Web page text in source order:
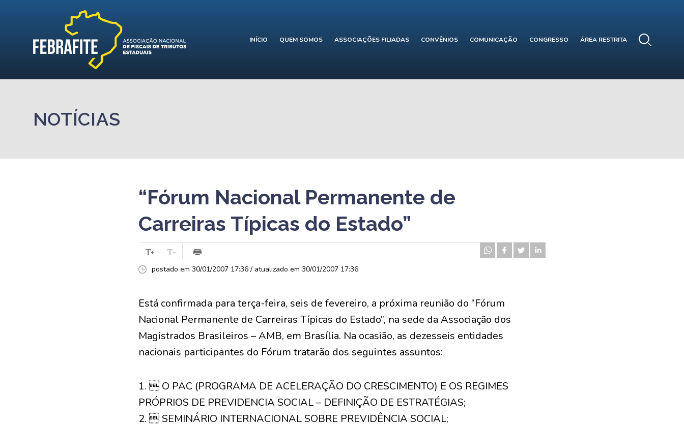
INÍCIO QUEM SOMOS ASSOCIAÇÕES FILIADAS CONVÊNIOS COMUNICAÇÃO CONGRESSO ÁREA RESTRITA
NOTÍCIAS
“Fórum Nacional Permanente de
Carreiras Típicas do Estado”
postado em 30/01/2007 17:36 / atualizado em 30/01/2007 17:36
Está confirmada para terça-feira, seis de fevereiro, a próxima reunião do “Fórum
Nacional Permanente de Carreiras Típicas do Estado”, na sede da Associação dos
Magistrados Brasileiros – AMB, em Brasília. Na ocasião, as dezesseis entidades
nacionais participantes do Fórum tratarão dos seguintes assuntos:
1.  O PAC (PROGRAMA DE ACELERAÇÃO DO CRESCIMENTO) E OS REGIMES
PRÓPRIOS DE PREVIDENCIA SOCIAL – DEFINIÇÃO DE ESTRATÉGIAS;
2.  SEMINÁRIO INTERNACIONAL SOBRE PREVIDÊNCIA SOCIAL;